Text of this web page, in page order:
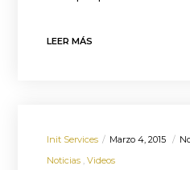
LEER MÁS
Init Services Marzo 4, 2015
Noticias
Videos